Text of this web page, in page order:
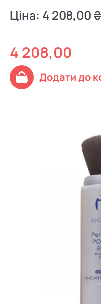
Ціна: 4 208,00 ₴
4 208,00